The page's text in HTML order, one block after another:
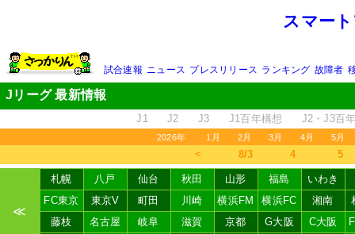
スマー
試合速報 ニュース プレスリリース ランキング 故障者
Jリーグ 最新情報
J1 J2 J3 J1百年構想 J2・J3百
2026年 1月 2月 3月 4月 5月
＜ 8/3 4 5
≪
札幌 八戸 仙台 秋田 山形 福島
いわき
FC東京
東京V 町田 川崎 横浜FM 横浜FC 湘南
藤枝
名古屋 岐阜 滋賀 京都 G大阪 C大阪